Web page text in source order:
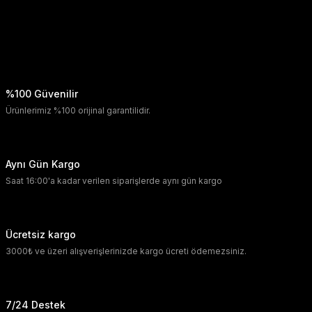
%100 Güvenilir
Ürünlerimiz %100 orijinal garantilidir.
Aynı Gün Kargo
Saat 16:00'a kadar verilen siparişlerde aynı gün kargo
Ücretsiz kargo
3000₺ ve üzeri alışverişlerinizde kargo ücreti ödemezsiniz.
7/24 Destek